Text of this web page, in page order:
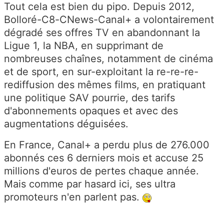
Tout cela est bien du pipo. Depuis 2012,
Bolloré-C8-CNews-Canal+ a volontairement
dégradé ses offres TV en abandonnant la
Ligue 1, la NBA, en supprimant de
nombreuses chaînes, notamment de cinéma
et de sport, en sur-exploitant la re-re-re-
rediffusion des mêmes films, en pratiquant
une politique SAV pourrie, des tarifs
d'abonnements opaques et avec des
augmentations déguisées.
En France, Canal+ a perdu plus de 276.000
abonnés ces 6 derniers mois et accuse 25
millions d'euros de pertes chaque année.
Mais comme par hasard ici, ses ultra
promoteurs n'en parlent pas.